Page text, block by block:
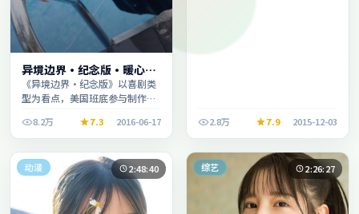
异境边界·纪念版·暖心观
影季口碑发酵持续升温
《异境边界·纪念版》以喜剧类
型为看点，美国班底参与制作，
时段观看。
8.2万 7.3 2016-06-17 2.8万 7.9 2015-12-03
动漫 2:48:40 综艺 2:26:27